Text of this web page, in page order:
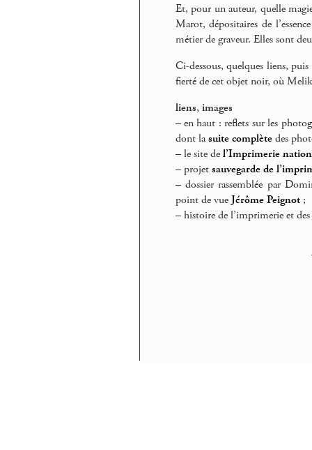
Et, pour un auteur, quelle
Marot, dépositaires de
métier de graveur. Elles sont
Ci-dessous, quelques liens,
fierté de cet objet noir, où
liens, images
–en haut : reflets sur les
dont lasuite complètedes
–le site del’Imprimerie
–projetsauvegarde de
–dossier rassemblée par
point de vueJérôme Peignot;
–histoire de l’imprimerie et des